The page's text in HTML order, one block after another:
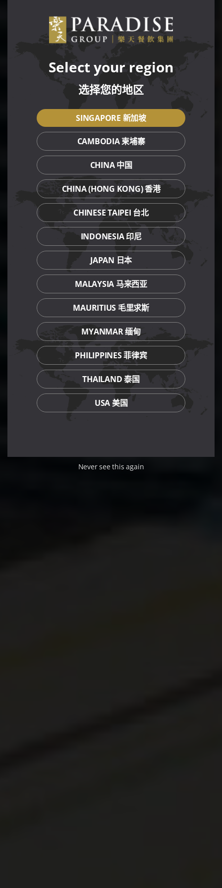
Select your region
选择您的地区
SINGAPORE 新加坡
CAMBODIA 柬埔寨
CHINA 中国
CHINA (HONG KONG) 香港
CHINESE TAIPEI 台北
INDONESIA 印尼
JAPAN 日本
MALAYSIA 马来西亚
MAURITIUS 毛里求斯
MYANMAR 缅甸
PHILIPPINES 菲律宾
THAILAND 泰国
USA 美国
Never see this again